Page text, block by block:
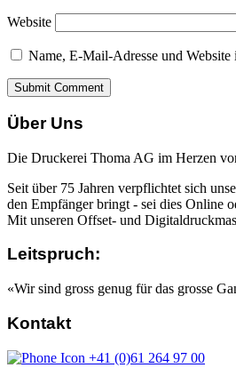
Website
Name, E-Mail-Adresse und
Über Uns
Die Druckerei Thoma AG im Herzen
Seit über 75 Jahren verpflichtet sich
den Empfänger bringt - sei dies Online
Mit unseren Offset- und
Leitspruch:
«Wir sind gross genug für das grosse
Kontakt
+41 (0)61 264 97 00